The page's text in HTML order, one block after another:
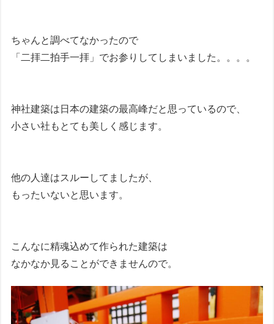
ちゃんと調べてなかったので
「二拝二拍手一拝」でお参りしてしまいました。。。。
神社建築は日本の建築の最高峰だと思っているので、
小さい社もとても美しく感じます。
他の人達はスルーしてましたが、
もったいないと思います。
こんなに精魂込めて作られた建築は
なかなか見ることができませんので。